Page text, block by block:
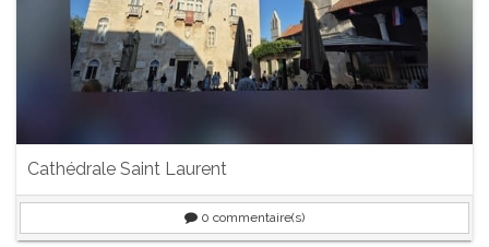
Cathédrale Saint Laurent
0 commentaire(s)